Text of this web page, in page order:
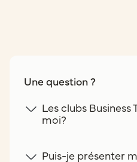
Une question ?
Les clubs
moi?
Puis-je présenter